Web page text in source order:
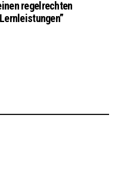
regelrechten